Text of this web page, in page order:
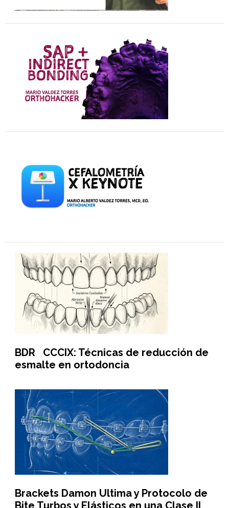
BDR CCCIX: Técnicas de reducción de
esmalte en ortodoncia
Brackets Damon Ultima y Protocolo de